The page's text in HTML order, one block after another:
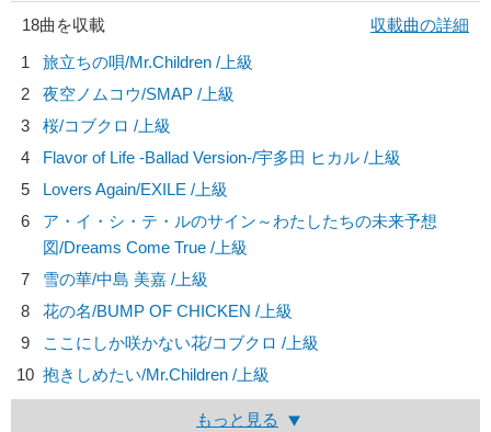
18曲を収載
収載曲の詳細
1
旅立ちの唄/Mr.Children /上級
2
夜空ノムコウ/SMAP /上級
3
桜/コブクロ /上級
4
Flavor of Life -Ballad Version-/宇多田 ヒカル /上級
5
Lovers Again/EXILE /上級
6
ア・イ・シ・テ・ルのサイン～わたしたちの未来予想
図/Dreams Come True /上級
7
雪の華/中島 美嘉 /上級
8
花の名/BUMP OF CHICKEN /上級
9
ここにしか咲かない花/コブクロ /上級
10 抱きしめたい/Mr.Children /上級
もっと見る